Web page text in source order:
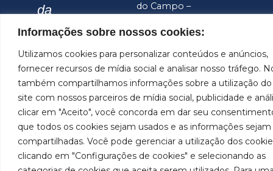
Informações sobre nossos cookies:
Utilizamos cookies para personalizar conteúdos e anúncios,
fornecer recursos de mídia social e analisar nosso tráfego.
também compartilhamos informações sobre a utilização do
site com nossos parceiros de mídia social, publicidade e
clicar em "Aceito", você concorda em dar seu
que todos os cookies sejam usados e as informações sejam
compartilhadas. Você pode gerenciar a utilização dos
clicando em "Configurações de cookies" e selecionando as
da
América
do
Sul.
do Campo –
CEP: 09780-
Imagens meramente ilustrativas. Informações sujeitas a
alterações sem aviso prévio. Todos os direitos são
reservados à José Murilia Bozza Comércio e Indústria
Ltda.